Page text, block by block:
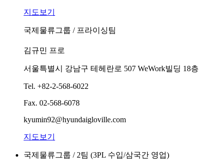
지도보기
국제물류그룹 / 프라이싱팀
김규민 프로
서울특별시 강남구 테헤란로 507 WeWork빌딩 18층
Tel. +82-2-568-6022
Fax. 02-568-6078
kyumin92@hyundaigloville.com
지도보기
국제물류그룹 / 2팀 (3PL 수입/삼국간 영업)